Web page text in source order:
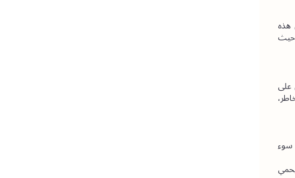
التعقيدات من خلال توفير إطار واضح ومنظم لإدارة المدفوعات والأصول والوثائق. ويعتبر هذا مفيداً بشكل خاص في مشاريع النفط والغاز، حيث
تعد دبي مركزاً عالمياً لتجارة الذهب، حيث تلعب أسواقها دوراً مهماً في التجارة الدولية للذهب. ومع ذلك، فإن التجارة في الذهب تنطوي على
من خلال استخدام وكيل ضمان محايد، يمكن للطرفين الاطمئنان إلى أن المعاملة آمنة وأنه لا يوجد خطر للاحتيال أو سوء
تضمن خدمات الضمان أن جميع معاملات الذهب تتماشى مع لوائح دبي، بما في ذلك قوانين مكافحة غسل الأموال، مما يحمي